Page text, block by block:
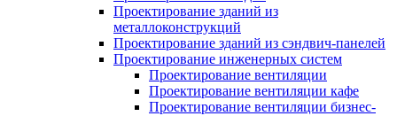
Проектирование зданий из
металлоконструкций
Проектирование зданий из сэндвич-панелей
Проектирование инженерных систем
Проектирование вентиляции
Проектирование вентиляции кафе
Проектирование вентиляции бизнес-